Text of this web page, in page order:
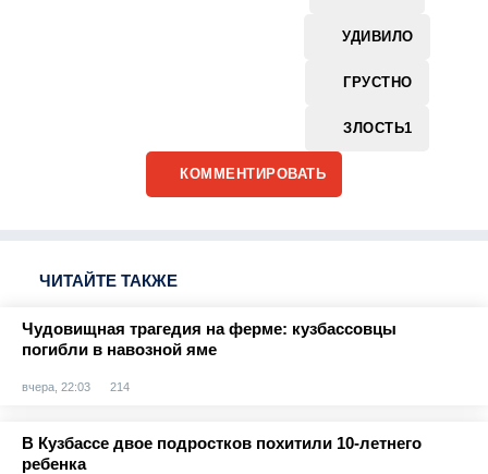
УДИВИЛО
ГРУСТНО
ЗЛОСТЬ1
КОММЕНТИРОВАТЬ
ЧИТАЙТЕ ТАКЖЕ
Чудовищная трагедия на ферме: кузбассовцы
погибли в навозной яме
вчера, 22:03 214
В Кузбассе двое подростков похитили 10-летнего
ребенка